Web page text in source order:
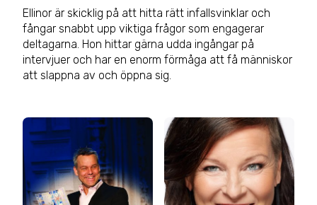
Ellinor är skicklig på att hitta rätt infallsvinklar och
fångar snabbt upp viktiga frågor som engagerar
deltagarna. Hon hittar gärna udda ingångar på
intervjuer och har en enorm förmåga att få människor
att slappna av och öppna sig.